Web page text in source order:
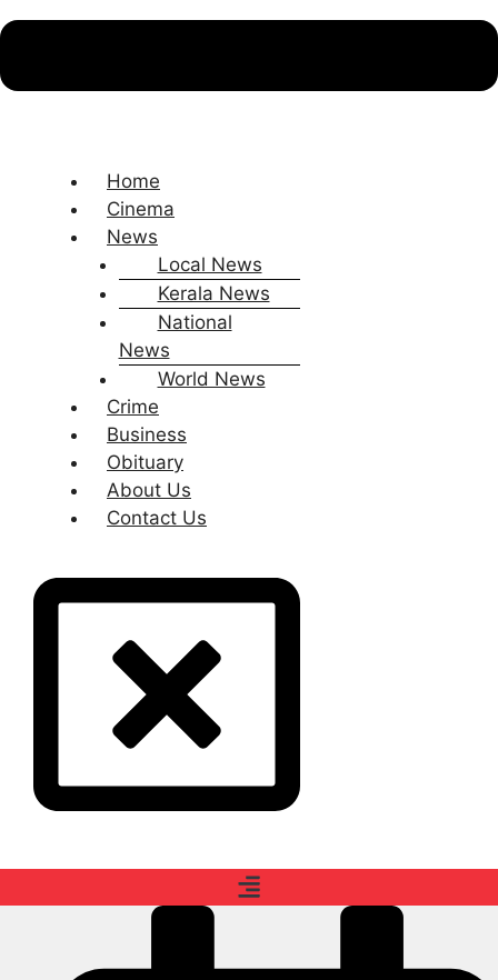
Home
Cinema
News
Local News
Kerala News
National
News
World News
Crime
Business
Obituary
About Us
Contact Us